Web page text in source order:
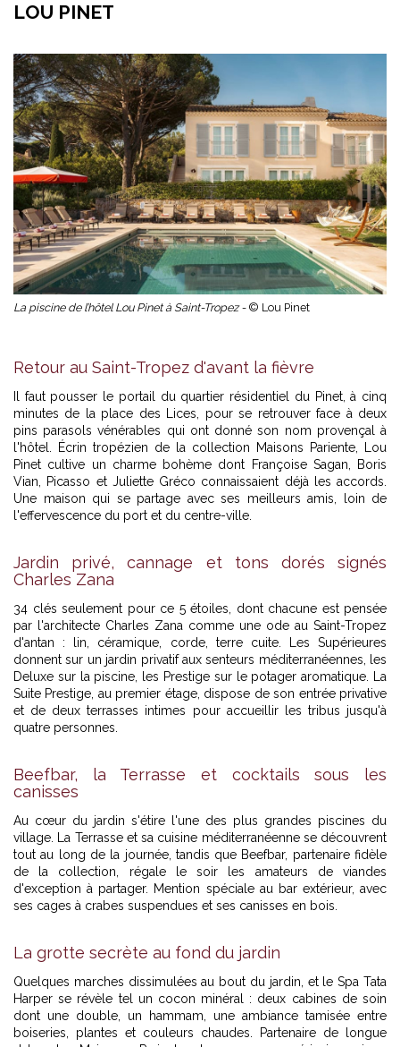
LOU PINET
La piscine de l’hôtel Lou Pinet à Saint-Tropez - © Lou Pinet
Retour au Saint-Tropez d'avant la fièvre
Il faut pousser le portail du quartier résidentiel du Pinet, à cinq
minutes de la place des Lices, pour se retrouver face à deux
pins parasols vénérables qui ont donné son nom provençal à
l'hôtel. Écrin tropézien de la collection Maisons Pariente, Lou
Pinet cultive un charme bohème dont Françoise Sagan, Boris
Vian, Picasso et Juliette Gréco connaissaient déjà les accords.
Une maison qui se partage avec ses meilleurs amis, loin de
l'effervescence du port et du centre-ville.
Jardin privé, cannage et tons dorés signés
Charles Zana
34 clés seulement pour ce 5 étoiles, dont chacune est pensée
par l'architecte Charles Zana comme une ode au Saint-Tropez
d'antan : lin, céramique, corde, terre cuite. Les Supérieures
donnent sur un jardin privatif aux senteurs méditerranéennes, les
Deluxe sur la piscine, les Prestige sur le potager aromatique. La
Suite Prestige, au premier étage, dispose de son entrée privative
et de deux terrasses intimes pour accueillir les tribus jusqu'à
quatre personnes.
Beefbar, la Terrasse et cocktails sous les
canisses
Au cœur du jardin s'étire l'une des plus grandes piscines du
village. La Terrasse et sa cuisine méditerranéenne se découvrent
tout au long de la journée, tandis que Beefbar, partenaire fidèle
de la collection, régale le soir les amateurs de viandes
d'exception à partager. Mention spéciale au bar extérieur, avec
ses cages à crabes suspendues et ses canisses en bois.
La grotte secrète au fond du jardin
Quelques marches dissimulées au bout du jardin, et le Spa Tata
Harper se révèle tel un cocon minéral : deux cabines de soin
dont une double, un hammam, une ambiance tamisée entre
boiseries, plantes et couleurs chaudes. Partenaire de longue